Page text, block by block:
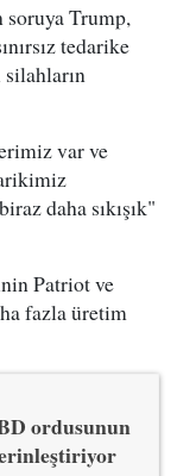
Trump,
tedarike
var ve
daha sıkışık"
Patriot ve
fazla üretim
ordusunun